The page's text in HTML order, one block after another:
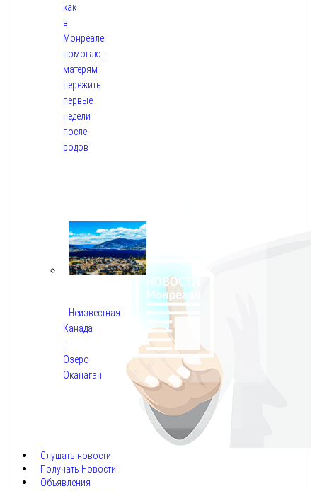
как
в
Монреале
помогают
матерям
пережить
первые
недели
после
родов
Неизвестная
Канада
:
Озеро
Оканаган
Слушать новости
Получать Новости
Объявления